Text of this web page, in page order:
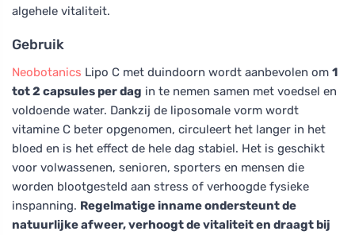
algehele vitaliteit.
Gebruik
Neobotanics Lipo C met duindoorn wordt aanbevolen om 1
tot 2 capsules per dag in te nemen samen met voedsel en
voldoende water. Dankzij de liposomale vorm wordt
vitamine C beter opgenomen, circuleert het langer in het
bloed en is het effect de hele dag stabiel. Het is geschikt
voor volwassenen, senioren, sporters en mensen die
worden blootgesteld aan stress of verhoogde fysieke
inspanning. Regelmatige inname ondersteunt de
natuurlijke afweer, verhoogt de vitaliteit en draagt bij